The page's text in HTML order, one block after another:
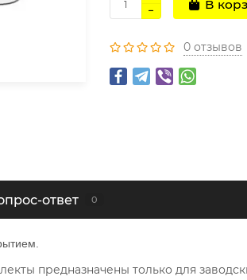
В
0 отзывов
ответ 0
предназначены только для